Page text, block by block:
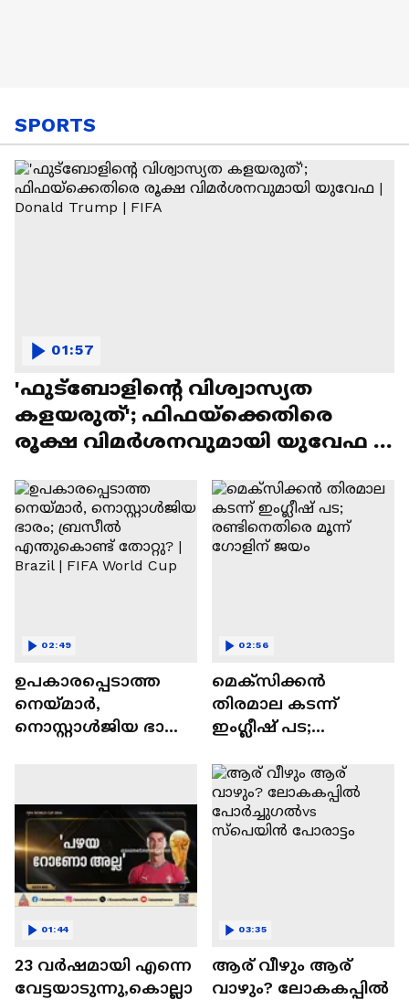
SPORTS
'ഫുട്‌ബോളിന്റെ വിശ്വാസ്യത
കളയരുത്'; ഫിഫയ്‌ക്കെതിരെ
രൂക്ഷ വിമർശനവുമായി യുവേഫ |
01:57
ഉപകാരപ്പെടാത്ത
നെയ്‌മാർ,
നൊസ്റ്റാൾജിയ ഭാരം;
World Cup
02:49
മെക്‌സിക്കന്‍
തിരമാല കടന്ന്
ഇംഗ്ലീഷ് പട;
ഗോളിന് ജയം
02:56
23 വർഷമായി എന്നെ
വേട്ടയാടുന്നു,കൊല്ലാ
01:44
ആര് വീഴും ആര്
വാഴും? ലോകകപ്പില്‍
03:35